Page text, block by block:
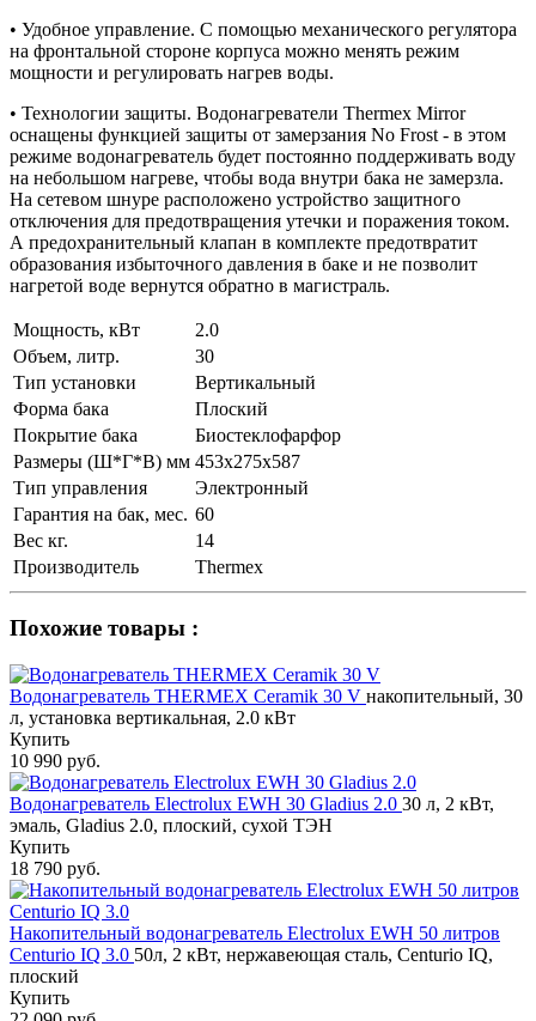
• Удобное управление. С помощью механического регулятора
на фронтальной стороне корпуса можно менять режим
мощности и регулировать нагрев воды.
• Технологии защиты. Водонагреватели Thermex Mirror
оснащены функцией защиты от замерзания No Frost - в этом
режиме водонагреватель будет постоянно поддерживать воду
на небольшом нагреве, чтобы вода внутри бака не замерзла.
На сетевом шнуре расположено устройство защитного
отключения для предотвращения утечки и поражения током.
А предохранительный клапан в комплекте предотвратит
образования избыточного давления в баке и не позволит
нагретой воде вернутся обратно в магистраль.
Мощность, кВт
2.0
Объем, литр.
30
Тип установки
Вертикальный
Форма бака
Плоский
Покрытие бака
Биостеклофарфор
Размеры (Ш*Г*В) мм 453х275х587
Тип управления
Электронный
Гарантия на бак, мес. 60
Вес кг.
14
Производитель
Thermex
Похожие товары :
Водонагреватель THERMEX Ceramik 30 V накопительный, 30
л, установка вертикальная, 2.0 кВт
Купить
10 990 руб.
Водонагреватель Electrolux EWH 30 Gladius 2.0 30 л, 2 кВт,
эмаль, Gladius 2.0, плоский, сухой ТЭН
Купить
18 790 руб.
Накопительный водонагреватель Electrolux EWH 50 литров
Centurio IQ 3.0 50л, 2 кВт, нержавеющая сталь, Centurio IQ,
плоский
Купить